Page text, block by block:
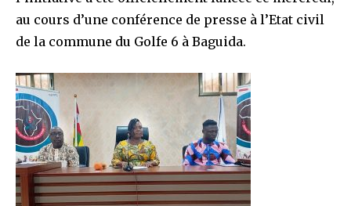
au cours d’une conférence de presse à l’Etat civil
de la commune du Golfe 6 à Baguida.